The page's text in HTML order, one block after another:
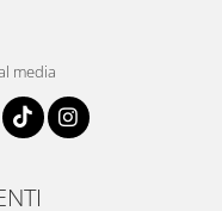
media